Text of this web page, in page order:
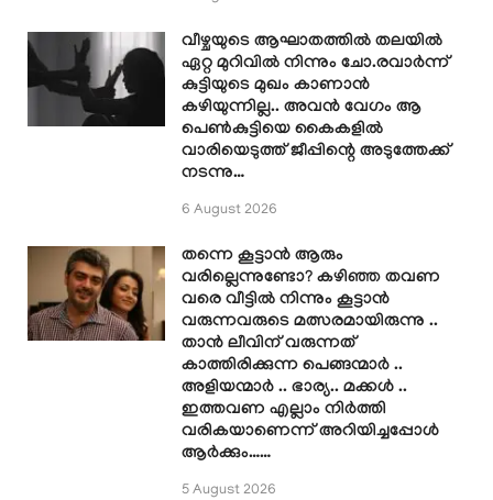
വീഴ്ചയുടെ ആഘാതത്തിൽ തലയിൽ
ഏറ്റ മുറിവിൽ നിന്നും ചോ.രവാർന്ന്
കുട്ടിയുടെ മുഖം കാണാൻ
കഴിയുന്നില്ല.. അവൻ വേഗം ആ
പെൺകുട്ടിയെ കൈകളിൽ
വാരിയെടുത്ത് ജീപ്പിന്റെ അടുത്തേക്ക്
നടന്നു…
6 August 2026
തന്നെ കൂട്ടാൻ ആരും
വരില്ലെന്നുണ്ടോ? കഴിഞ്ഞ തവണ
വരെ വീട്ടിൽ നിന്നും കൂട്ടാൻ
വരുന്നവരുടെ മത്സരമായിരുന്നു ..
താൻ ലീവിന് വരുന്നത്
കാത്തിരിക്കുന്ന പെങ്ങന്മാർ ..
അളിയന്മാർ .. ഭാര്യ.. മക്കൾ ..
ഇത്തവണ എല്ലാം നിർത്തി
വരികയാണെന്ന് അറിയിച്ചപ്പോൾ
ആർക്കും……
5 August 2026